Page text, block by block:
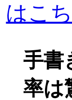
はこ
手書
率は